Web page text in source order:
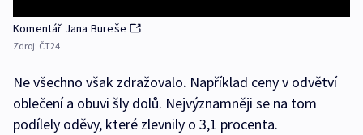
Komentář Jana Bureše
Zdroj: ČT24
Ne všechno však zdražovalo. Například ceny v odvětví
oblečení a obuvi šly dolů. Nejvýznamněji se na tom
podílely oděvy, které zlevnily o 3,1 procenta.